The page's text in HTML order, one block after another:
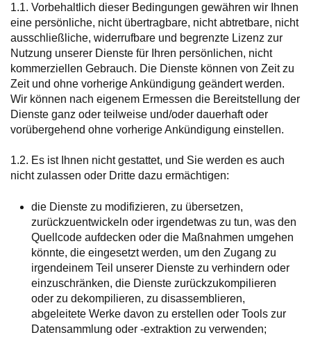
1.1. Vorbehaltlich dieser Bedingungen gewähren wir Ihnen
eine persönliche, nicht übertragbare, nicht abtretbare, nicht
ausschließliche, widerrufbare und begrenzte Lizenz zur
Nutzung unserer Dienste für Ihren persönlichen, nicht
kommerziellen Gebrauch. Die Dienste können von Zeit zu
Zeit und ohne vorherige Ankündigung geändert werden.
Wir können nach eigenem Ermessen die Bereitstellung der
Dienste ganz oder teilweise und/oder dauerhaft oder
vorübergehend ohne vorherige Ankündigung einstellen.
1.2. Es ist Ihnen nicht gestattet, und Sie werden es auch
nicht zulassen oder Dritte dazu ermächtigen:
die Dienste zu modifizieren, zu übersetzen,
zurückzuentwickeln oder irgendetwas zu tun, was den
Quellcode aufdecken oder die Maßnahmen umgehen
könnte, die eingesetzt werden, um den Zugang zu
irgendeinem Teil unserer Dienste zu verhindern oder
einzuschränken, die Dienste zurückzukompilieren
oder zu dekompilieren, zu disassemblieren,
abgeleitete Werke davon zu erstellen oder Tools zur
Datensammlung oder -extraktion zu verwenden;